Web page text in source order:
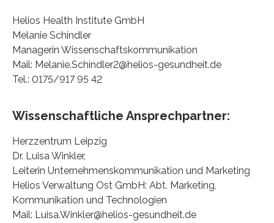
Helios Health Institute GmbH
Melanie Schindler
Managerin Wissenschaftskommunikation
Mail: Melanie.Schindler2@helios-gesundheit.de
Tel.: 0175/917 95 42
Wissenschaftliche Ansprechpartner:
Herzzentrum Leipzig
Dr. Luisa Winkler,
Leiterin Unternehmenskommunikation und Marketing
Helios Verwaltung Ost GmbH: Abt. Marketing,
Kommunikation und Technologien
Mail: Luisa.Winkler@helios-gesundheit.de